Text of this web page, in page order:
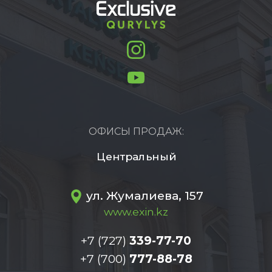
ОФИСЫ ПРОДАЖ:
Центральный
ул. Жумалиева, 157
www.exin.kz
+7 (727) 339-77-70
+7 (700) 777-88-78